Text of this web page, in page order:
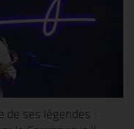
de ses légendes :